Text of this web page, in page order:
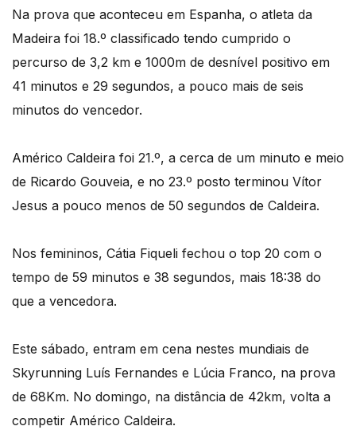
Na prova que aconteceu em Espanha, o atleta da
Madeira foi 18.º classificado tendo cumprido o
percurso de 3,2 km e 1000m de desnível positivo em
41 minutos e 29 segundos, a pouco mais de seis
minutos do vencedor.
Américo Caldeira foi 21.º, a cerca de um minuto e meio
de Ricardo Gouveia, e no 23.º posto terminou Vítor
Jesus a pouco menos de 50 segundos de Caldeira.
Nos femininos, Cátia Fiqueli fechou o top 20 com o
tempo de 59 minutos e 38 segundos, mais 18:38 do
que a vencedora.
Este sábado, entram em cena nestes mundiais de
Skyrunning Luís Fernandes e Lúcia Franco, na prova
de 68Km. No domingo, na distância de 42km, volta a
competir Américo Caldeira.